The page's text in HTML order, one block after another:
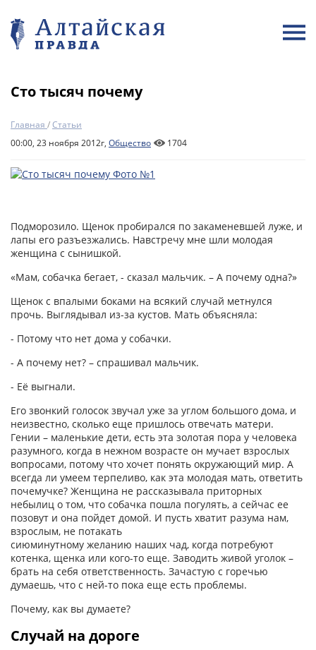
Сто тысяч почему
Главная /Статьи
00:00, 23 ноября 2012г, Общество 1704
Подморозило. Щенок пробирался по закаменевшей луже, и
лапы его разъезжались. Навстречу мне шли молодая
женщина с сынишкой.
«Мам, собачка бегает, - сказал мальчик. – А почему одна?»
Щенок с впалыми боками на всякий случай метнулся
прочь. Выглядывал из-за кустов. Мать объясняла:
- Потому что нет дома у собачки.
- А почему нет? – спрашивал мальчик.
- Её выгнали.
Его звонкий голосок звучал уже за углом большого дома, и
неизвестно, сколько еще пришлось отвечать матери.
Гении – маленькие дети, есть эта золотая пора у человека
разумного, когда в нежном возрасте он мучает взрослых
вопросами, потому что хочет понять окружающий мир. А
всегда ли умеем терпеливо, как эта молодая мать, ответить
почемучке? Женщина не рассказывала приторных
небылиц о том, что собачка пошла погулять, а сейчас ее
позовут и она пойдет домой. И пусть хватит разума нам,
взрослым, не потакать
сиюминутному желанию наших чад, когда потребуют
котенка, щенка или кого-то еще. Заводить живой уголок –
брать на себя ответственность. Зачастую с горечью
думаешь, что с ней-то пока еще есть проблемы.
Почему, как вы думаете?
Случай на дороге